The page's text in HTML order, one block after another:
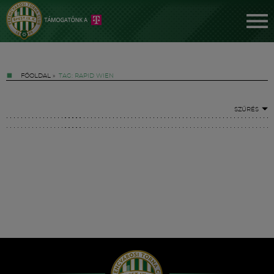
FŐOLDAL » TAG: RAPID WIEN
SZŰRÉS
Hírek